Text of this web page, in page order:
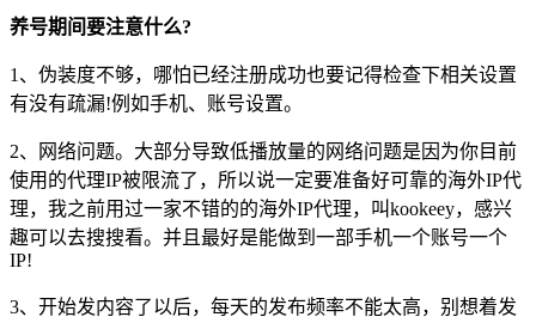
养号期间要注意什么?
1、伪装度不够，哪怕已经注册成功也要记得检查下相关设置
有没有疏漏!例如手机、账号设置。
2、网络问题。大部分导致低播放量的网络问题是因为你目前
使用的代理IP被限流了，所以说一定要准备好可靠的海外IP代
理，我之前用过一家不错的的海外IP代理，叫kookeey，感兴
趣可以去搜搜看。并且最好是能做到一部手机一个账号一个
IP!
3、开始发内容了以后，每天的发布频率不能太高，别想着发